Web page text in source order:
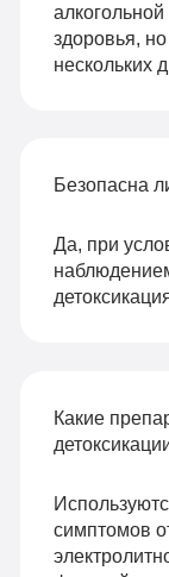
здоровья,
нескольких
Безопасна
Да, при
Какие
симптомов